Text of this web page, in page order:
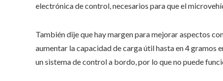
electrónica de control, necesarios para que el
También dije que hay margen para mejorar aspectos
aumentar la capacidad de carga útil hasta en 4
un sistema de control a bordo, por lo que no puede